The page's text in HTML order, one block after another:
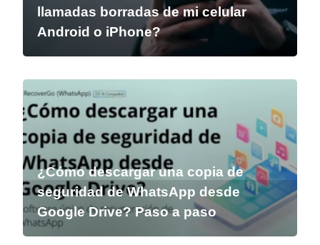
llamadas borradas de mi celular
Android o iPhone?
¿Cómo descargar una copia de
seguridad de WhatsApp desde
Google Drive? Paso a paso